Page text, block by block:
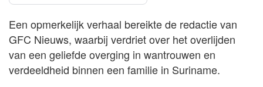
Een opmerkelijk verhaal bereikte de redactie van
GFC Nieuws, waarbij verdriet over het overlijden
van een geliefde overging in wantrouwen en
verdeeldheid binnen een familie in Suriname.